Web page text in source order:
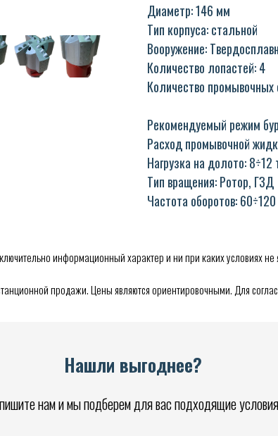
Диаметр: 146 мм
Тип корпуса: стальной
Вооружение:
Количество лопастей: 4
Количество промывочных
Рекомендуемый режим
Расход промывочной
Нагрузка на долото: 8÷12
Тип вращения: Ротор, ГЗД
Частота оборотов:
информационный характер и ни при каких условиях не
продажи. Цены являются ориентировочными. Для
Нашли выгоднее?
нам и мы подберем для вас подходящие